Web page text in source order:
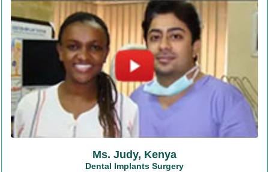
Ms. Judy, Kenya
Dental Implants Surgery